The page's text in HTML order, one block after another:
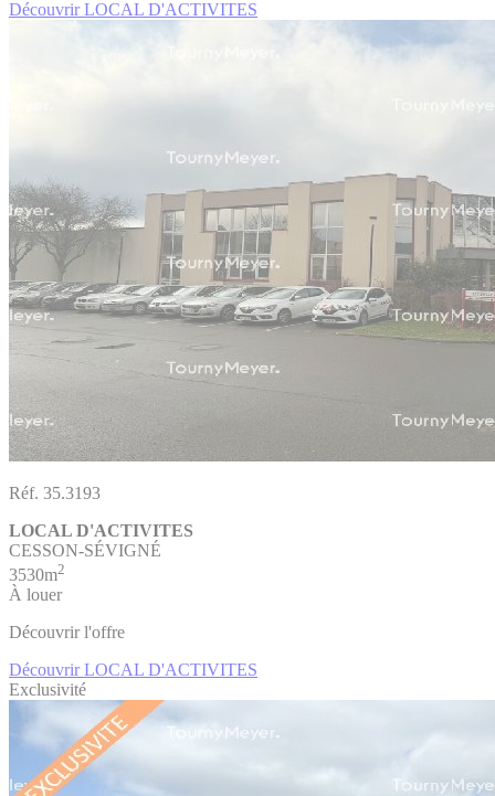
Découvrir LOCAL D'ACTIVITES
Réf. 35.3193
LOCAL D'ACTIVITES
CESSON-SÉVIGNÉ
3530m2
À louer
Découvrir l'offre
Découvrir LOCAL D'ACTIVITES
Exclusivité